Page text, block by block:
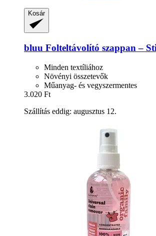
Kosár
bluu Folteltávolító szappan –
Minden textíliához
Növényi összetevők
Műanyag- és vegyszermentes
3.020 Ft
Szállítás eddig: augusztus 12.